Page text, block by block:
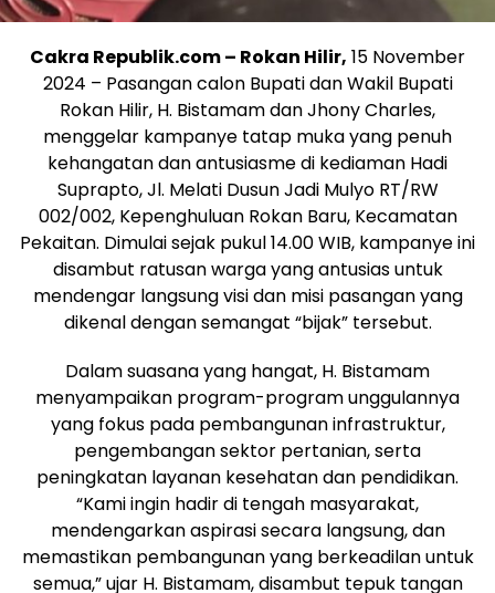
Cakra Republik.com – Rokan Hilir, 15 November
2024 – Pasangan calon Bupati dan Wakil Bupati
Rokan Hilir, H. Bistamam dan Jhony Charles,
menggelar kampanye tatap muka yang penuh
kehangatan dan antusiasme di kediaman Hadi
Suprapto, Jl. Melati Dusun Jadi Mulyo RT/RW
002/002, Kepenghuluan Rokan Baru, Kecamatan
Pekaitan. Dimulai sejak pukul 14.00 WIB, kampanye ini
disambut ratusan warga yang antusias untuk
mendengar langsung visi dan misi pasangan yang
dikenal dengan semangat “bijak” tersebut.
Dalam suasana yang hangat, H. Bistamam
menyampaikan program-program unggulannya
yang fokus pada pembangunan infrastruktur,
pengembangan sektor pertanian, serta
peningkatan layanan kesehatan dan pendidikan.
“Kami ingin hadir di tengah masyarakat,
mendengarkan aspirasi secara langsung, dan
memastikan pembangunan yang berkeadilan untuk
semua,” ujar H. Bistamam, disambut tepuk tangan